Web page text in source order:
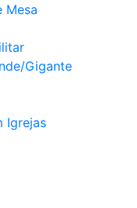
Mesa
Gigante
Igrejas